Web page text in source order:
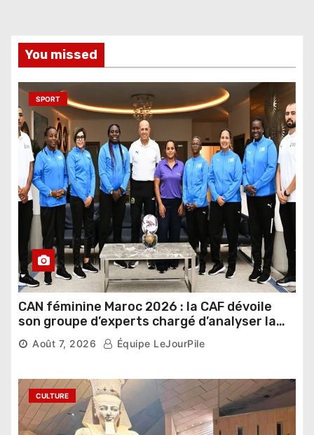
You missed
SPORT
CAN féminine Maroc 2026 : la CAF dévoile
son groupe d’experts chargé d’analyser la
compétition
Août 7, 2026 Équipe LeJourPile
CULTURE